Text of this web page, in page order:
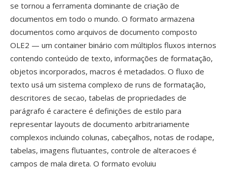
se tornou a ferramenta dominante de criação de
documentos em todo o mundo. O formato armazena
documentos como arquivos de documento composto
OLE2 — um container binário com múltiplos fluxos internos
contendo conteúdo de texto, informações de formatação,
objetos incorporados, macros é metadados. O fluxo de
texto usá um sistema complexo de runs de formatação,
descritores de secao, tabelas de propriedades de
parágrafo é caractere é definições de estilo para
representar layouts de documento arbitrariamente
complexos incluindo colunas, cabeçalhos, notas de rodape,
tabelas, imagens flutuantes, controle de alteracoes é
campos de mala direta. O formato evoluiu